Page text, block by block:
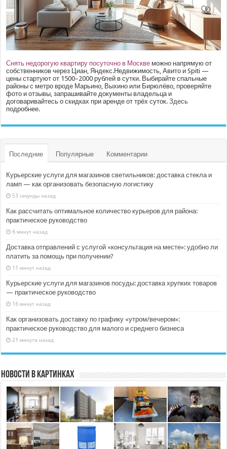
Снять недорогую квартиру посуточно в Москве можно напрямую от
собственников через Циан, Яндекс.Недвижимость, Авито и Spiti —
цены стартуют от 1500–2000 рублей в сутки. Выбирайте спальные
районы с метро вроде Марьино, Выхино или Бирюлёво, проверяйте
фото и отзывы, запрашивайте документы владельца и
договаривайтесь о скидках при аренде от трёх суток.Здесь
подробнее.
Последние Популярные Комментарии
Курьерские услуги для магазинов светильников: доставка стекла и
ламп — как организовать безопасную логистику
53 секунды назад
Как рассчитать оптимальное количество курьеров для района:
практическое руководство
6 минут назад
Доставка отправлений с услугой «консультация на месте»: удобно ли
платить за помощь при получении?
11 минут назад
Курьерские услуги для магазинов посуды: доставка хрупких товаров
— практическое руководство
16 минут назад
Как организовать доставку по графику «утром/вечером»:
практическое руководство для малого и среднего бизнеса
21 минута назад
Новости в картинках